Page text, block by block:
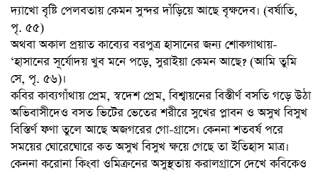
দ্যাখো বৃষ্টি পেলবতায় কেমন সুন্দর দাঁড়িয়ে আছে বৃক্ষদেব। (বর্ষাতি,
পৃ. ৫৫)
অথবা অকাল প্রয়াত কাব্যের বরপুত্র হাসানের জন্য শোকগাথায়-
‘হাসানের সূর্যোদয় খুব মনে পড়ে, সুরাইয়া কেমন আছে? (আমি তুমি
সে, পৃ. ৫৬)।
কবির কাব্যগাঁথায় প্রেম, স্বদেশ প্রেম, বিশ্বায়নের বিস্তীর্ণ বসতি গড়ে উঠা
অভিবাসীদেও বসত ভিটের ভেতের শরীরে সুখের প্লাবন ও অসুখ বিসুখ
বিস্তির্ণ ফণা তুলে আছে অজগরের গো-গ্রাসে। কেননা শতবর্ষ পরে
সময়ের ঘোরেঘোরে কত অসুখ বিসুখ ক্ষয়ে গেছে তা ইতিহাস মাত্র।
কেননা করোনা কিংবা ওমিক্রনের অসুস্থতায় করালগ্রাসে দেখে কবিকেও